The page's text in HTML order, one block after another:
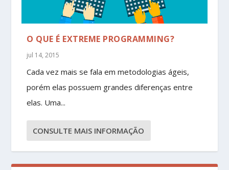
O QUE É EXTREME PROGRAMMING?
jul 14, 2015
Cada vez mais se fala em metodologias ágeis,
porém elas possuem grandes diferenças entre
elas. Uma...
CONSULTE MAIS INFORMAÇÃO